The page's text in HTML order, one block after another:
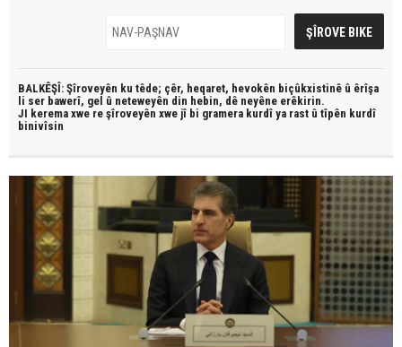
BALKÊŞÎ: Şîroveyên ku têde; çêr, heqaret, hevokên biçûkxistinê û êrîşa
li ser bawerî, gel û neteweyên din hebin, dê neyêne erêkirin.
JI kerema xwe re şîroveyên xwe jî bi gramera kurdî ya rast û tîpên kurdî
binivîsin